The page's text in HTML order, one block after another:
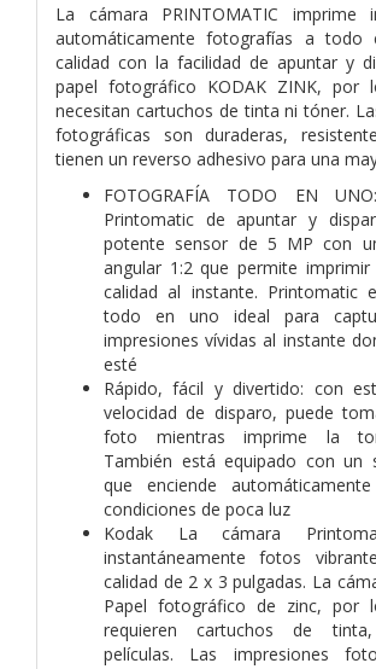
La cámara PRINTOMATIC imprime
automáticamente fotografías a todo
calidad con la facilidad de apuntar y
papel fotográfico KODAK ZINK, por
necesitan cartuchos de tinta ni tóner.
fotográficas son duraderas,
tienen un reverso adhesivo para una
FOTOGRAFÍA TODO EN
Printomatic de apuntar y
potente sensor de 5 MP con
angular 1:2 que permite
calidad al instante. Printomatic
todo en uno ideal para
impresiones vívidas al instante
esté
Rápido, fácil y divertido: con
velocidad de disparo, puede
foto mientras imprime la
También está equipado con un
que enciende
condiciones de poca luz
Kodak La cámara
instantáneamente fotos
calidad de 2 x 3 pulgadas. La
Papel fotográfico de zinc, por
requieren cartuchos de
películas. Las impresiones